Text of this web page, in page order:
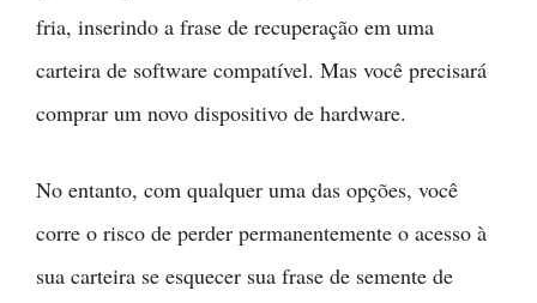
fria, inserindo a frase de recuperação em uma
carteira de software compatível. Mas você precisará
comprar um novo dispositivo de hardware.
No entanto, com qualquer uma das opções, você
corre o risco de perder permanentemente o acesso à
sua carteira se esquecer sua frase de semente de